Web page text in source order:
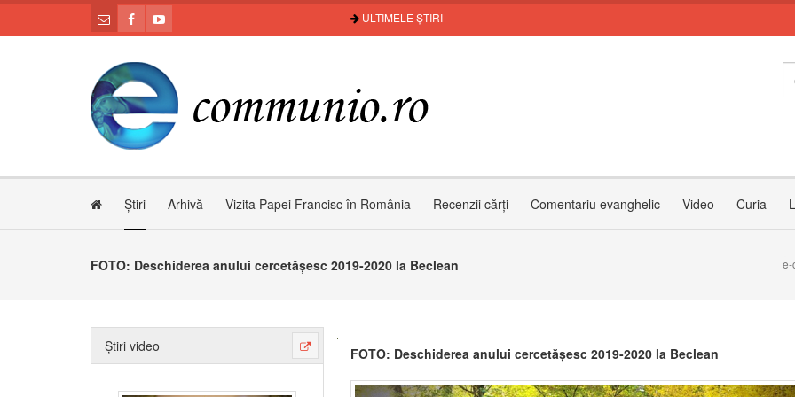
ULTIMELE ȘTIRI
Știri Arhivă Vizita Papei Francisc în România Recenzii cărți Comentariu evanghelic Video Curia
FOTO: Deschiderea anului cercetășesc 2019-2020 la Beclean e-
Știri video FOTO: Deschiderea anului cercetășesc 2019-2020 la Beclean